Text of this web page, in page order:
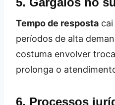
Tempo de resposta
períodos de alta
costuma envolver
prolonga o
6. Processos